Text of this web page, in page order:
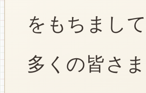
をもちまし
多くの皆さ